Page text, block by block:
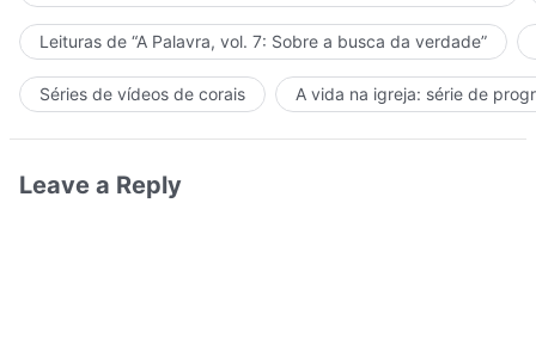
Leituras de “A Palavra, vol. 7: Sobre a busca da verdade”
Séries de vídeos de corais A vida na igreja: série de
Leave a Reply